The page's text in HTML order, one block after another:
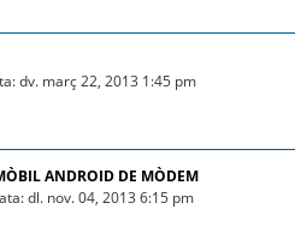
dv. març 22, 2013 1:45 pm
ANDROID DE MÒDEM
dl. nov. 04, 2013 6:15 pm